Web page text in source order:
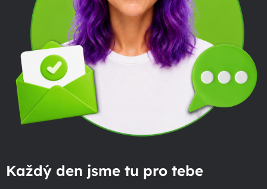
Každý den jsme tu pro tebe